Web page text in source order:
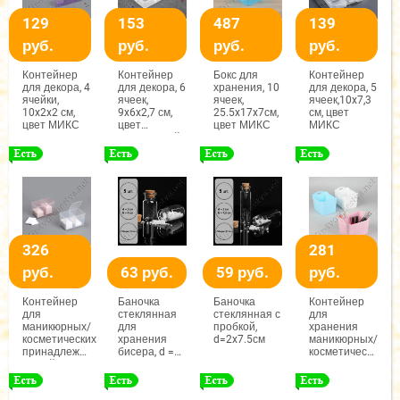
129
руб.
Контейнер
для декора, 4
ячейки,
10x2x2 см,
цвет МИКС
153
руб.
Контейнер
для декора, 6
ячеек,
9x6x2,7 см,
цвет
487
руб.
Бокс для
хранения, 10
ячеек,
25.5x17x7см,
цвет МИКС
139
руб.
Контейнер
для декора, 5
ячеек,10x7,3
см, цвет
МИКС
326
руб.
Контейнер
для
маникюрных/
косметических
принадлежностей,
12,5x7,5x7,5
см, цвет
63 руб.
Баночка
стеклянная
для
хранения
бисера, d =
59 руб.
Баночка
стеклянная с
пробкой,
d=2x7.5см
281
руб.
Контейнер
для
хранения
маникюрных/
косметических
14,5x11,8x10
см цвет